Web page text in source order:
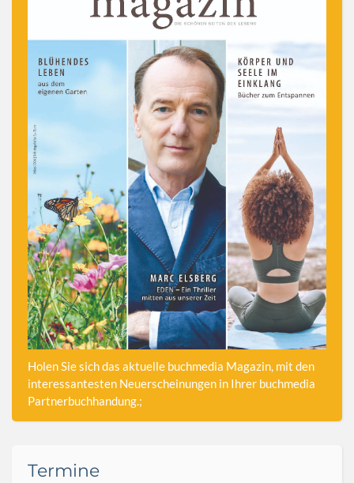
Holen Sie sich das aktuelle buchmedia Magazin, mit den
interessantesten Neuerscheinungen in Ihrer buchmedia
Partnerbuchhandung.;
Termine